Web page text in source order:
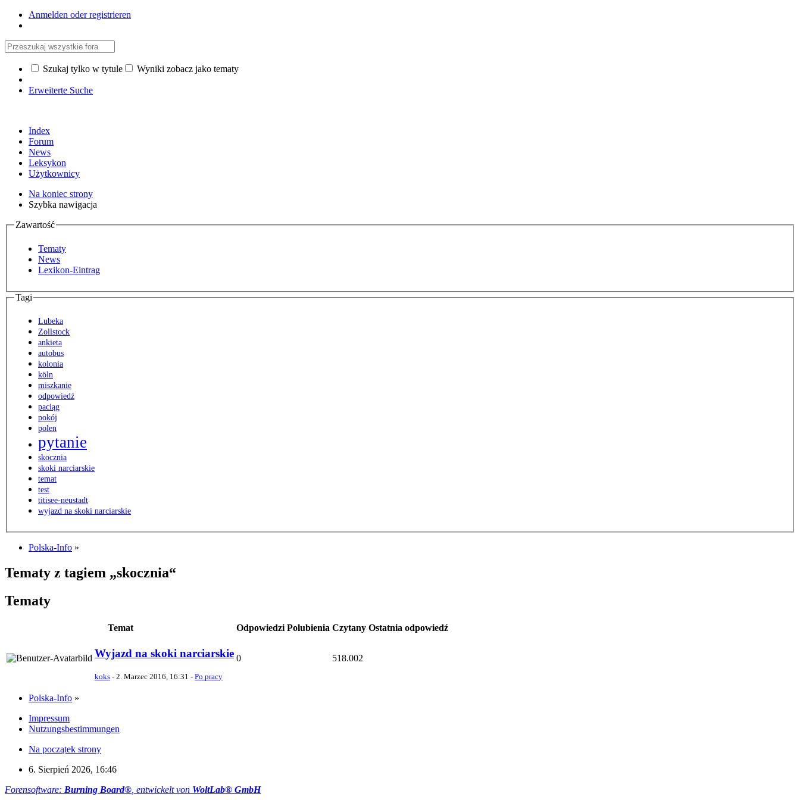
Anmelden oder registrieren
Szukaj tylko w tytule Wyniki zobacz jako tematy
Erweiterte Suche
Index
Forum
News
Leksykon
Użytkownicy
Na koniec strony
Szybka nawigacja
Zawartość
Tematy
News
Lexikon-Eintrag
Tagi
Lubeka
Zollstock
ankieta
autobus
kolonia
köln
miszkanie
odpowiedź
paciąg
pokój
polen
pytanie
skocznia
skoki narciarskie
temat
test
titisee-neustadt
wyjazd na skoki narciarskie
Polska-Info »
Tematy z tagiem „skocznia“
Tematy
Temat Odpowiedzi Polubienia Czytany Ostatnia odpowiedź
Wyjazd na skoki narciarskie
koks - 2. Marzec 2016, 16:31 - Po pracy
0 518.002
Polska-Info »
Impressum
Nutzungsbestimmungen
Na początek strony
6. Sierpień 2026, 16:46
Forensoftware: Burning Board® , entwickelt von WoltLab® GmbH